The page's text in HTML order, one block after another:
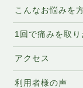
こんなお悩みを
1回で痛みを取
アクセス
利用者様の声